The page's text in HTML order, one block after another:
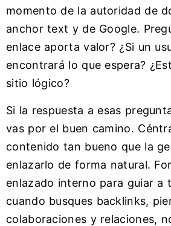
momento de la autoridad de
anchor text y de Google.
enlace aporta valor? ¿Si un
encontrará lo que espera?
sitio lógico?
Si la respuesta a esas
vas por el buen camino.
contenido tan bueno que la
enlazarlo de forma natural.
enlazado interno para guiar a
cuando busques backlinks,
colaboraciones y relaciones,